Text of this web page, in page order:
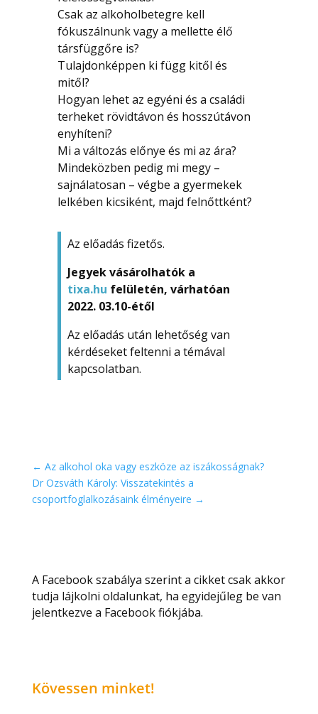
Csak az alkoholbetegre kell
fókuszálnunk vagy a mellette élő
társfüggőre is?
Tulajdonképpen ki függ kitől és
mitől?
Hogyan lehet az egyéni és a családi
terheket rövidtávon és hosszútávon
enyhíteni?
Mi a változás előnye és mi az ára?
Mindeközben pedig mi megy –
sajnálatosan – végbe a gyermekek
lelkében kicsiként, majd felnőttként?
Az előadás fizetős.
Jegyek vásárolhatók a
tixa.hu felületén, várhatóan
2022. 03.10-étől
Az előadás után lehetőség van
kérdéseket feltenni a témával
kapcsolatban.
← Az alkohol oka vagy eszköze az iszákosságnak?
Dr Ozsváth Károly: Visszatekintés a
csoportfoglalkozásaink élményeire →
A Facebook szabálya szerint a cikket csak akkor
tudja lájkolni oldalunkat, ha egyidejűleg be van
jelentkezve a Facebook fiókjába.
Kövessen minket!